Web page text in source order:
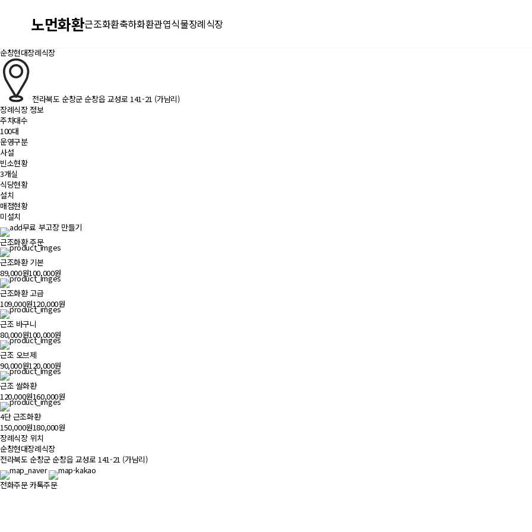
노먼화환근조화환축하화환관엽식물장례식장
순창현대장례식장
전라북도 순창군 순창읍 교성로 141-21 (가남리)
장례식장 정보
주차대수
100대
운영구분
사설
빈소현황
3개실
식당현황
설치
매점현황
미설치
무료 부고장 만들기
근조화환 주문
근조화환 기본
89,000원100,000원
근조화환 고급
109,000원120,000원
근조 바구니
80,000원100,000원
근조 오브제
90,000원120,000원
근조 쌀화환
120,000원160,000원
4단 근조화환
150,000원180,000원
장례식장 위치500m
순창현대장례식장
전라북도 순창군 순창읍 교성로 141-21 (가남리)
전화주문카톡주문